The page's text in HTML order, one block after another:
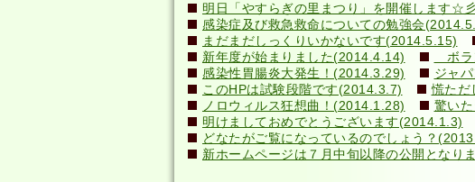
明日「やすらぎの里まつり」を開催します☆
感染症及び救急救命についての勉強会
まだまだしっくりいかないです(2014.5.15)
新年度が始まりました(2014.4.14)
ボラ
感染性胃腸炎大発生！(2014.3.29)
ジャ
このHPは試験段階です(2014.3.7)
慌ただ
ノロウィルス狂想曲！(2014.1.28)
驚い
明けましておめでとうございます(2014.1.3)
どなたがご覧になっているのでしょう？
新ホームページは７月中旬以降の公開とな